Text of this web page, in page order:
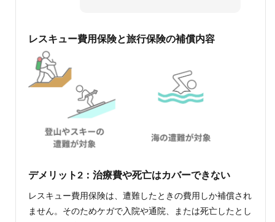
レスキュー費用保険と旅行保険の補償内容
デメリット2：治療費や死亡はカバーできない
レスキュー費用保険は、遭難したときの費用しか補償され
ません。そのためケガで入院や通院、または死亡したとし